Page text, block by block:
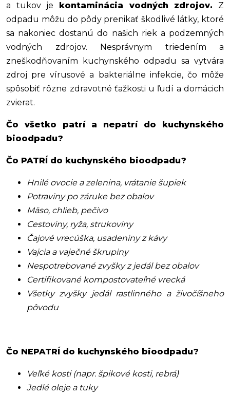
a tukov je kontaminácia vodných zdrojov. Z
odpadu môžu do pôdy prenikať škodlivé látky, ktoré
sa nakoniec dostanú do našich riek a podzemných
vodných zdrojov. Nesprávnym triedením a
zneškodňovaním kuchynského odpadu sa vytvára
zdroj pre vírusové a bakteriálne infekcie, čo môže
spôsobiť rôzne zdravotné ťažkosti u ľudí a domácich
zvierat.
Čo všetko patrí a nepatrí do kuchynského
bioodpadu?
Čo PATRÍ do kuchynského bioodpadu?
Hnilé ovocie a zelenina, vrátanie šupiek
Potraviny po záruke bez obalov
Mäso, chlieb, pečivo
Cestoviny, ryža, strukoviny
Čajové vrecúška, usadeniny z kávy
Vajcia a vaječné škrupiny
Nespotrebované zvyšky z jedál bez obalov
Certifikované kompostovateľné vrecká
Všetky zvyšky jedál rastlinného a živočíšneho
pôvodu
Čo NEPATRÍ do kuchynského bioodpadu?
Veľké kosti (napr. špikové kosti, rebrá)
Jedlé oleje a tuky